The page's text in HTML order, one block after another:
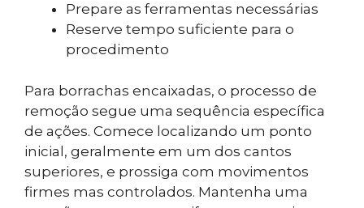
Prepare as ferramentas necessárias
Reserve tempo suficiente para o
procedimento
Para borrachas encaixadas, o processo de
remoção segue uma sequência específica
de ações. Comece localizando um ponto
inicial, geralmente em um dos cantos
superiores, e prossiga com movimentos
firmes mas controlados. Mantenha uma